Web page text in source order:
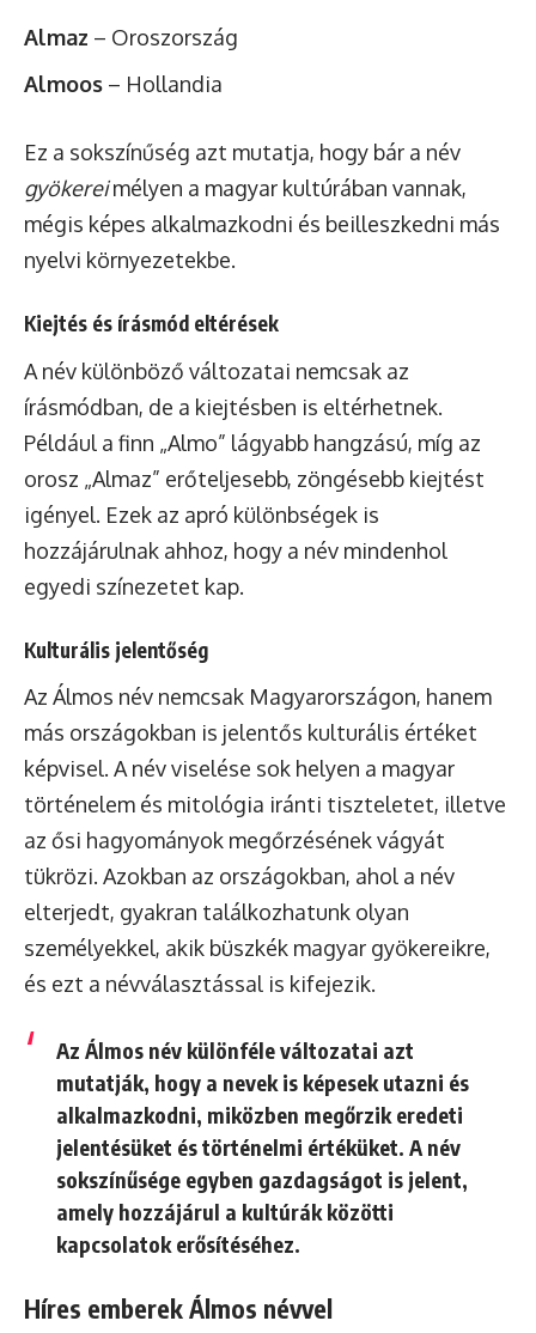
Almaz – Oroszország
Almoos – Hollandia
Ez a sokszínűség azt mutatja, hogy bár a név
gyökereimélyen a magyar kultúrában vannak,
mégis képes alkalmazkodni és beilleszkedni más
nyelvi környezetekbe.
Kiejtés és írásmód eltérések
A név különböző változatai nemcsak az
írásmódban, de a kiejtésben is eltérhetnek.
Például a finn „Almo” lágyabb hangzású, míg az
orosz „Almaz” erőteljesebb, zöngésebb kiejtést
igényel. Ezek az apró különbségek is
hozzájárulnak ahhoz, hogy a név mindenhol
egyedi színezetet kap.
Kulturális jelentőség
Az Álmos név nemcsak Magyarországon, hanem
más országokban is jelentős kulturális értéket
képvisel. A név viselése sok helyen a magyar
történelem és mitológia iránti tiszteletet, illetve
az ősi hagyományok megőrzésének vágyát
tükrözi. Azokban az országokban, ahol a név
elterjedt, gyakran találkozhatunk olyan
személyekkel, akik büszkék magyar gyökereikre,
és ezt a névválasztással is kifejezik.
Az Álmos név különféle változatai azt
mutatják, hogy a nevek is képesek utazni és
alkalmazkodni, miközben megőrzik eredeti
jelentésüket és történelmi értéküket. A név
sokszínűsége egyben gazdagságot is jelent,
amely hozzájárul a kultúrák közötti
kapcsolatok erősítéséhez.
Híres emberek Álmos névvel